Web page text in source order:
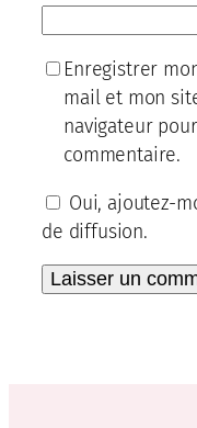
Enregistrer
mail et mon
navigateur
commentaire.
Oui, ajoutez-
de diffusion.